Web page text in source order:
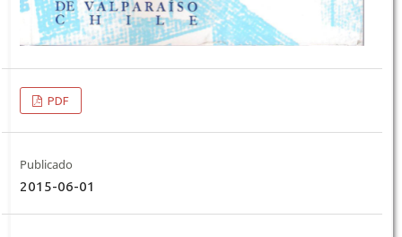
PDF
Publicado
2015-06-01